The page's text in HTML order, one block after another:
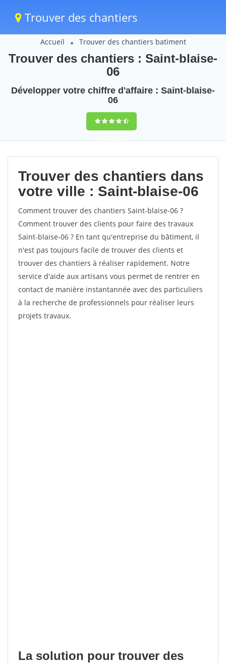
Trouver des chantiers
Accueil Trouver des chantiers batiment
Trouver des chantiers : Saint-blaise-
06
Développer votre chiffre d'affaire : Saint-blaise-
06
9,5(100%)48
votes
Trouver des chantiers dans
votre ville : Saint-blaise-06
Comment trouver des chantiers Saint-blaise-06 ?
Comment trouver des clients pour faire des travaux
Saint-blaise-06 ? En tant qu'entreprise du bâtiment, il
n'est pas toujours facile de trouver des clients et
trouver des chantiers à réaliser rapidement. Notre
service d'aide aux artisans vous permet de rentrer en
contact de manière instantannée avec des particuliers
à la recherche de professionnels pour réaliser leurs
projets travaux.
La solution pour trouver des